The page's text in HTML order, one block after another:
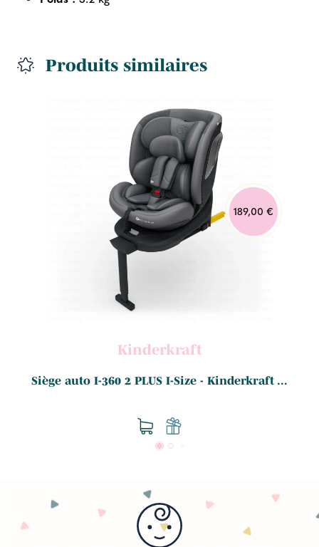
Produits similaires
189,00 €
Kinderkraft
Siège auto I-360 2 PLUS I-Size - Kinderkraft ...